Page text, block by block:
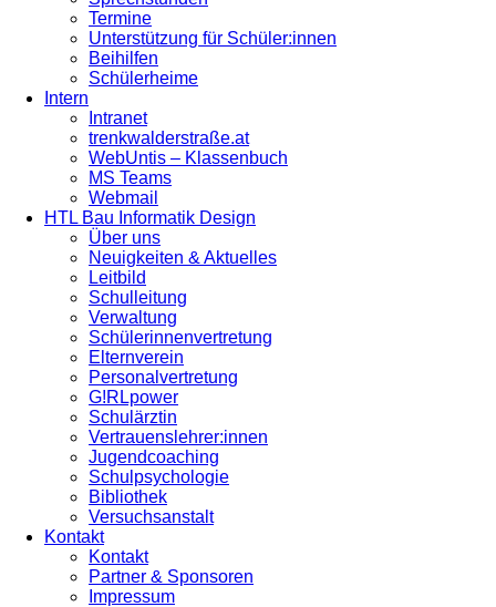
Termine
Unterstützung für Schüler:innen
Beihilfen
Schülerheime
Intern
Intranet
trenkwalderstraße.at
WebUntis – Klassenbuch
MS Teams
Webmail
HTL Bau Informatik Design
Über uns
Neuigkeiten & Aktuelles
Leitbild
Schulleitung
Verwaltung
Schülerinnenvertretung
Elternverein
Personalvertretung
G!RLpower
Schulärztin
Vertrauenslehrer:innen
Jugendcoaching
Schulpsychologie
Bibliothek
Versuchsanstalt
Kontakt
Kontakt
Partner & Sponsoren
Impressum